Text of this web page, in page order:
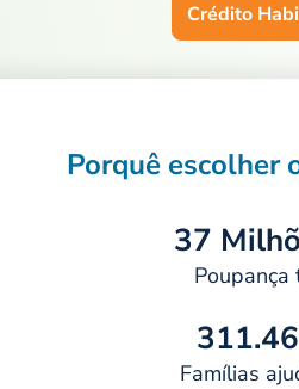
Crédito
Porquê escolher
37
Poupança
Famílias